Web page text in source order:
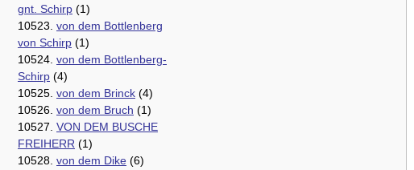
gnt. Schirp (1)
10523. von dem Bottlenberg
von Schirp (1)
10524. von dem Bottlenberg-
Schirp (4)
10525. von dem Brinck (4)
10526. von dem Bruch (1)
10527. VON DEM BUSCHE
FREIHERR (1)
10528. von dem Dike (6)